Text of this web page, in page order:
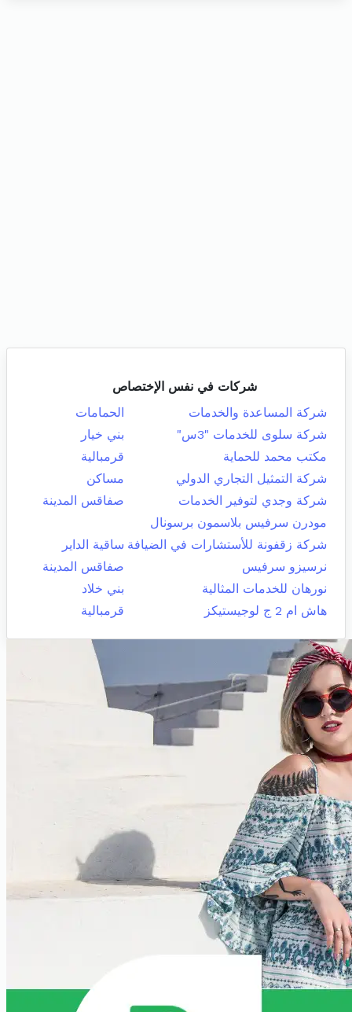
شركات في نفس الإختصاص
شركة المساعدة والخدمات
الحمامات
شركة سلوى للخدمات "3س"
بني خيار
مكتب محمد للحماية
قرمبالية
شركة التمثيل التجاري الدولي
مساكن
شركة وجدي لتوفير الخدمات
صفاقس المدينة
مودرن سرفيس بلاسمون برسونال
شركة زقفونة للأستشارات في الضيافة ساقية الداير
نرسيزو سرفيس
صفاقس المدينة
نورهان للخدمات المثالية
بني خلاد
هاش ام 2 ج لوجيستيكز
قرمبالية